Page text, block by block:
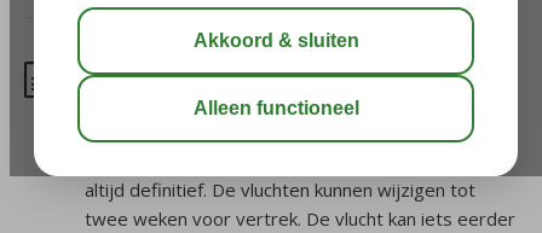
Kunnen mijn vliegtijden
wijzigen?
altijd definitief. De vluchten kunnen wijzigen tot
twee weken voor vertrek. De vlucht kan iets eerder